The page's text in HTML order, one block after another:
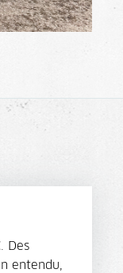
Des
entendu,